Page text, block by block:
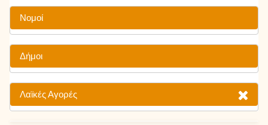
Νομοί
Δήμοι
Λαϊκές Αγορές